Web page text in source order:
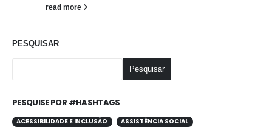
read more
PESQUISAR
Pesquisar
PESQUISE POR #HASHTAGS
ACESSIBILIDADE E INCLUSÃO
ASSISTÊNCIA SOCIAL